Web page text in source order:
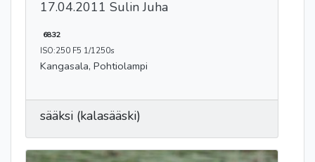
17.04.2011 Sulin Juha
6832
ISO:250 F5 1/1250s
Kangasala, Pohtiolampi
sääksi (kalasääski)